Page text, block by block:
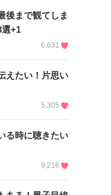
後まで観てしま
選+1
6,631
えたい！片思い
5,305
る時に聴きたい
9,216